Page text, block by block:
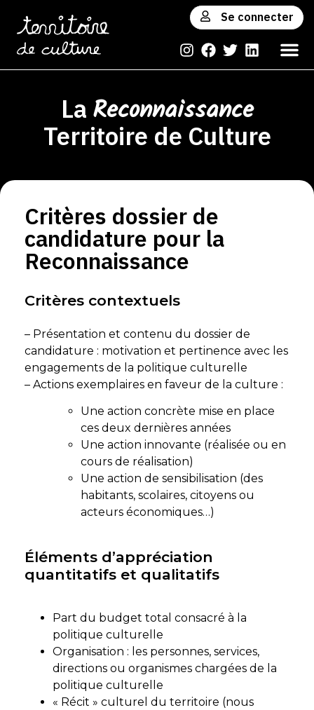
Se connecter
La Reconnaissance
Territoire de Culture
Critères dossier de
candidature pour la
Reconnaissance
Critères contextuels
– Présentation et contenu du dossier de
candidature : motivation et pertinence avec les
engagements de la politique culturelle
– Actions exemplaires en faveur de la culture :
Une action concrète mise en place
ces deux dernières années
Une action innovante (réalisée ou en
cours de réalisation)
Une action de sensibilisation (des
habitants, scolaires, citoyens ou
acteurs économiques…)
Éléments d’appréciation
quantitatifs et qualitatifs
Part du budget total consacré à la
politique culturelle
Organisation : les personnes, services,
directions ou organismes chargées de la
politique culturelle
« Récit » culturel du territoire (nous